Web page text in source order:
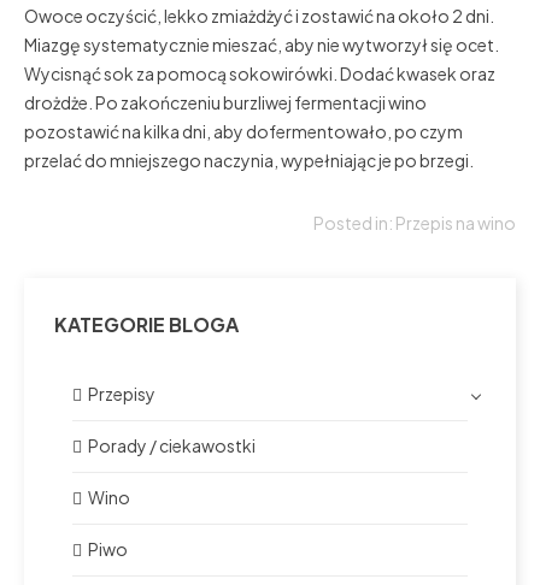
Owoce oczyścić, lekko zmiażdżyć i zostawić na około 2 dni.
Miazgę systematycznie mieszać, aby nie wytworzył się ocet.
Wycisnąć sok za pomocą sokowirówki. Dodać kwasek oraz
drożdże. Po zakończeniu burzliwej fermentacji wino
pozostawić na kilka dni, aby dofermentowało, po czym
przelać do mniejszego naczynia, wypełniając je po brzegi.
Posted in: Przepis na wino
KATEGORIE BLOGA
Przepisy
Porady / ciekawostki
Wino
Piwo